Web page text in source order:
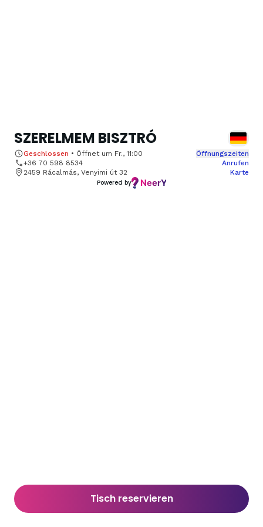
SZERELMEM BISZTRÓ
Geschlossen • Öffnet um Fr., 11:00
Öffnungszeiten
+36 70 598 8534
Anrufen
2459 Rácalmás, Venyimi út 32
Karte
Powered by
Tisch reservieren